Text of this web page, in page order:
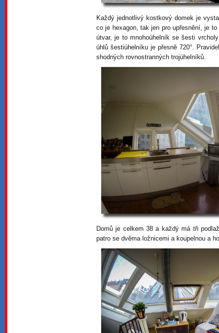
Každý jednotlivý kostkový domek je
co je hexagon, tak jen pro upřesnění, je
útvar, je to mnohoúhelník se šesti
úhlů šestiúhelníku je přesně 720°.
shodných rovnostranných trojúhelníků.
Domů je celkem 38 a každý má tři
patro se dvěma ložnicemi a koupelnou a